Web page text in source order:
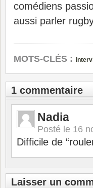
comédiens
aussi parler
MOTS-CLÉS :
1 commentaire
Nadia
Posté le 16
Difficile de
Laisser un